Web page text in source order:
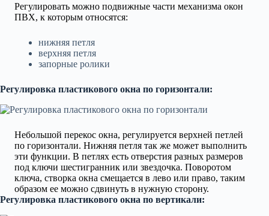
Регулировать можно подвижные части механизма окон
ПВХ, к которым относятся:
нижняя петля
верхняя петля
запорные ролики
Регулировка пластикового окна по горизонтали:
Небольшой перекос окна, регулируется верхней петлей
по горизонтали. Нижняя петля так же может выполнить
эти функции. В петлях есть отверстия разных размеров
под ключи шестигранник или звездочка. Поворотом
ключа, створка окна смещается в лево или право, таким
образом ее можно сдвинуть в нужную сторону.
Регулировка пластикового окна по вертикали: